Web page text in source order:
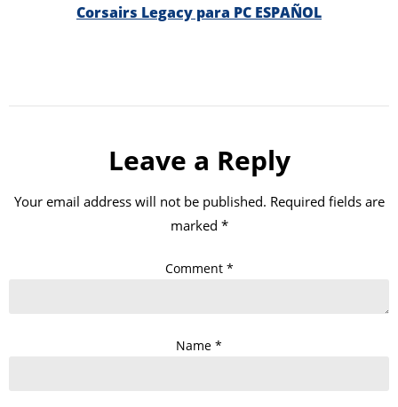
Corsairs Legacy para PC ESPAÑOL
Leave a Reply
Your email address will not be published. Required fields are
marked *
Comment *
Name *